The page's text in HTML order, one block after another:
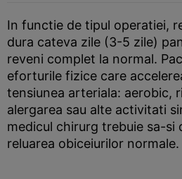
In functie de tipul operatiei,
dura cateva zile (3-5 zile)
reveni complet la normal.
eforturile fizice care
tensiunea arteriala: aerobic,
alergarea sau alte activitati
medicul chirurg trebuie sa-si
reluarea obiceiurilor normale.